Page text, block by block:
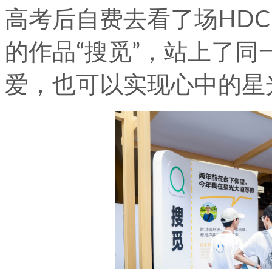
高考后自费去看了场
的作品“搜觅”，站上了
爱，也可以实现心中的星